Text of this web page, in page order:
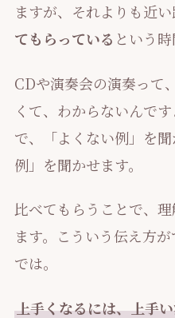
ますが、それよりも近い
てもらっている という
CDや演奏会の演奏って
くて、わからないんで
で、「よくない例」を
例」を聞かせます。
比べてもらうことで、
ます。こういう伝え方
では。
上手くなるには、上手